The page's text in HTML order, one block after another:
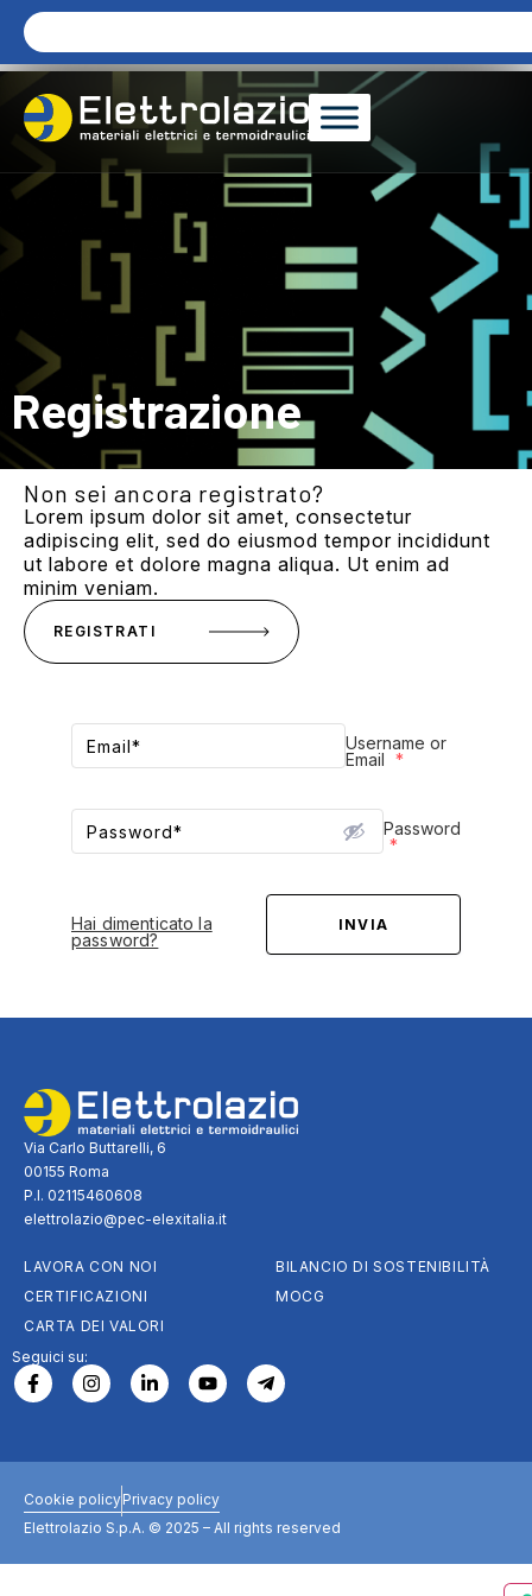
Registrazione
Non sei ancora registrato?
Lorem ipsum dolor sit amet, consectetur
adipiscing elit, sed do eiusmod tempor incididunt
ut labore et dolore magna aliqua. Ut enim ad
minim veniam.
REGISTRATI
Username or
Email *
Password
*
Hai dimenticato la
password?
INVIA
Via Carlo Buttarelli, 6
00155 Roma
P.I. 02115460608
elettrolazio@pec-elexitalia.it
LAVORA CON NOI
CERTIFICAZIONI
CARTA DEI VALORI
BILANCIO DI SOSTENIBILITÀ
MOCG
Seguici su:
Cookie policyPrivacy policy
Elettrolazio S.p.A. © 2025 – All rights reserved